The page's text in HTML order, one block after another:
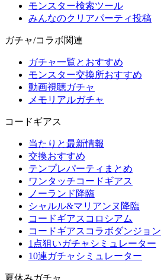
モンスター検索ツール
みんなのクリアパーティ投稿
ガチャ/コラボ関連
ガチャ一覧とおすすめ
モンスター交換所おすすめ
動画視聴ガチャ
メモリアルガチャ
コードギアス
当たりと最新情報
交換おすすめ
テンプレパーティまとめ
ワンタッチコードギアス
ノーランド降臨
シャルル&マリアンヌ降臨
コードギアスコロシアム
コードギアスコラボダンジョン
1点狙いガチャシミュレーター
10連ガチャシミュレーター
夏休みガチャ